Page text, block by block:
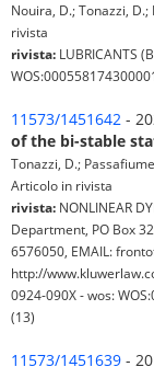
Nouira, D.; Tonazzi,
rivista
rivista: LUBRICANTS
11573/1451642 -
of the bi-stable
Tonazzi, D.;
Articolo in rivista
rivista: NONLINEAR
Department, PO Box
6576050, EMAIL:
http://
0924-090X - wos:
(13)
11573/1451639 -